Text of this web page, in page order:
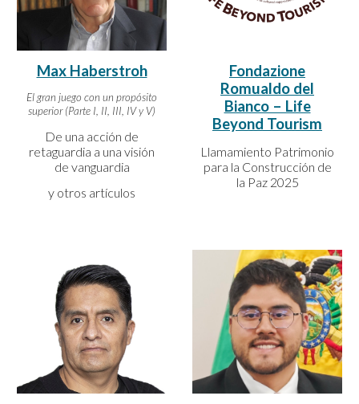
Max Haberstroh
El gran juego con un propósito
superior (Parte I, II, III, IV y V)
De una acción de
retaguardia a una visión
de vanguardia
y otros artículos
Fondazione
Romualdo del
Bianco – Life
Beyond Tourism
Llamamiento Patrimonio
para la Construcción de
la Paz 2025